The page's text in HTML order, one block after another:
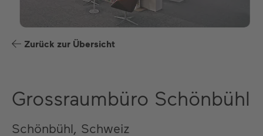
Zurück zur Übersicht
Grossraumbüro Schönbühl
Schönbühl, Schweiz